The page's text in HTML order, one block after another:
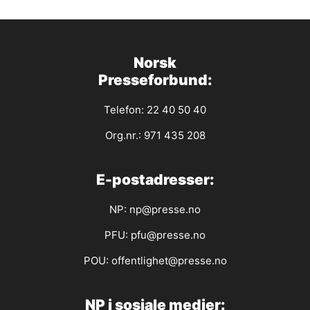
Norsk
Presseforbund:
Telefon: 22 40 50 40
Org.nr.: 971 435 208
E-postadresser:
NP: np@presse.no
PFU: pfu@presse.no
POU: offentlighet@presse.no
NP i sosiale medier: